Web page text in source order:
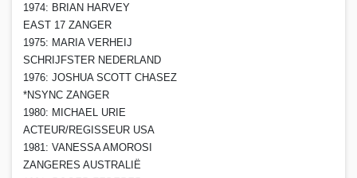
1974: BRIAN HARVEY
EAST 17 ZANGER
1975: MARIA VERHEIJ
SCHRIJFSTER NEDERLAND
1976: JOSHUA SCOTT CHASEZ
*NSYNC ZANGER
1980: MICHAEL URIE
ACTEUR/REGISSEUR USA
1981: VANESSA AMOROSI
ZANGERES AUSTRALIË